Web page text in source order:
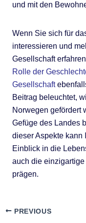
und mit den
Wenn Sie sich für
interessieren und
Gesellschaft
Rolle der
Gesellschaft
Beitrag beleuchtet,
Norwegen gefördert
Gefüge des Landes
dieser Aspekte kann
Einblick in die
auch die
prägen.
PREVIOUS